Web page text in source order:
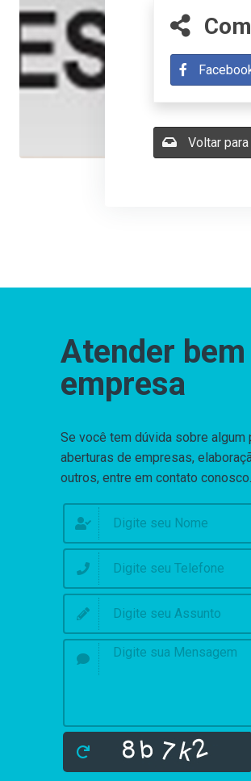
Voltar
Atender
empresa
Se você tem dúvida sobre
aberturas de empresas,
outros, entre em contato